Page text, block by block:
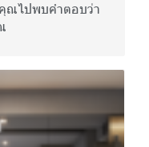
ณไปพบคำตอบว่า